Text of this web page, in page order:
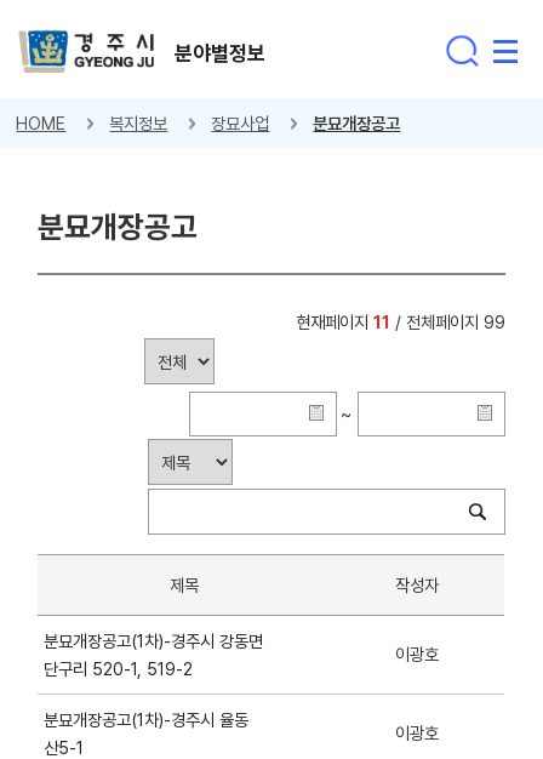
분야별정보
HOME 복지정보 장묘사업 분묘개장공고
분묘개장공고
현재페이지 11 / 전체페이지 99
~
제목 작성자
분묘개장공고(1차)-경주시 강동면
단구리 520-1, 519-2
이광호
분묘개장공고(1차)-경주시 율동
산5-1
이광호